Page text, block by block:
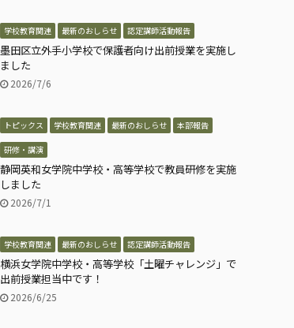
学校教育関連 最新のおしらせ 認定講師活動報告
墨田区立外手小学校で保護者向け出前授業を実施し
ました
2026/7/6
トピックス 学校教育関連 最新のおしらせ 本部報告
研修・講演
静岡英和女学院中学校・高等学校で教員研修を実施
しました
2026/7/1
学校教育関連 最新のおしらせ 認定講師活動報告
横浜女学院中学校・高等学校「土曜チャレンジ」で
出前授業担当中です！
2026/6/25